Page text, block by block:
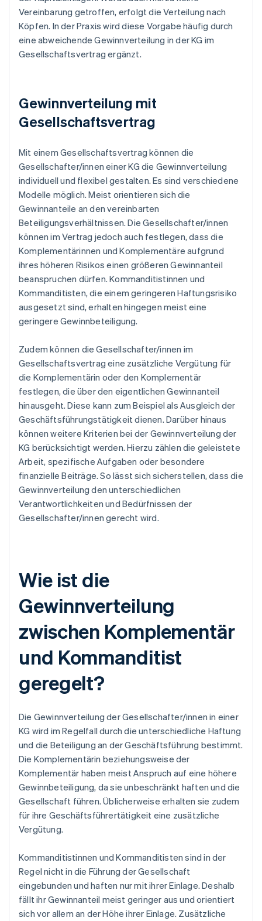
Vereinbarung getroffen, erfolgt die Verteilung nach
Köpfen. In der Praxis wird diese Vorgabe häufig durch
eine abweichende Gewinnverteilung in der KG im
Gesellschaftsvertrag ergänzt.
Gewinnverteilung mit
Gesellschaftsvertrag
Mit einem Gesellschaftsvertrag können die
Gesellschafter/innen einer KG die Gewinnverteilung
individuell und flexibel gestalten. Es sind verschiedene
Modelle möglich. Meist orientieren sich die
Gewinnanteile an den vereinbarten
Beteiligungsverhältnissen. Die Gesellschafter/innen
können im Vertrag jedoch auch festlegen, dass die
Komplementärinnen und Komplementäre aufgrund
ihres höheren Risikos einen größeren Gewinnanteil
beanspruchen dürfen. Kommanditistinnen und
Kommanditisten, die einem geringeren Haftungsrisiko
ausgesetzt sind, erhalten hingegen meist eine
geringere Gewinnbeteiligung.
Zudem können die Gesellschafter/innen im
Gesellschaftsvertrag eine zusätzliche Vergütung für
die Komplementärin oder den Komplementär
festlegen, die über den eigentlichen Gewinnanteil
hinausgeht. Diese kann zum Beispiel als Ausgleich der
Geschäftsführungstätigkeit dienen. Darüber hinaus
können weitere Kriterien bei der Gewinnverteilung der
KG berücksichtigt werden. Hierzu zählen die geleistete
Arbeit, spezifische Aufgaben oder besondere
finanzielle Beiträge. So lässt sich sicherstellen, dass die
Gewinnverteilung den unterschiedlichen
Verantwortlichkeiten und Bedürfnissen der
Gesellschafter/innen gerecht wird.
Wie ist die
Gewinnverteilung
zwischen Komplementär
und Kommanditist
geregelt?
Die Gewinnverteilung der Gesellschafter/innen in einer
KG wird im Regelfall durch die unterschiedliche Haftung
und die Beteiligung an der Geschäftsführung bestimmt.
Die Komplementärin beziehungsweise der
Komplementär haben meist Anspruch auf eine höhere
Gewinnbeteiligung, da sie unbeschränkt haften und die
Gesellschaft führen. Üblicherweise erhalten sie zudem
für ihre Geschäftsführertätigkeit eine zusätzliche
Vergütung.
Kommanditistinnen und Kommanditisten sind in der
Regel nicht in die Führung der Gesellschaft
eingebunden und haften nur mit ihrer Einlage. Deshalb
fällt ihr Gewinnanteil meist geringer aus und orientiert
sich vor allem an der Höhe ihrer Einlage. Zusätzliche